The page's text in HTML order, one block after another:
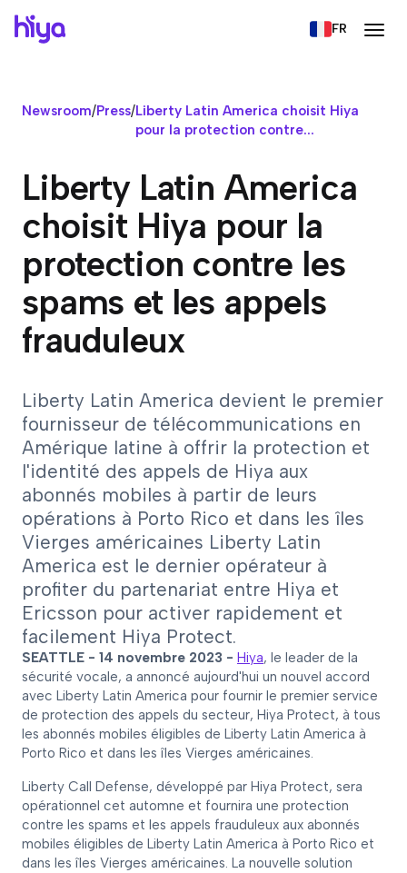
FR
Newsroom/Press/Liberty Latin America choisit Hiya
pour la protection contre...
Liberty Latin America
choisit Hiya pour la
protection contre les
spams et les appels
frauduleux
Liberty Latin America devient le premier
fournisseur de télécommunications en
Amérique latine à offrir la protection et
l'identité des appels de Hiya aux
abonnés mobiles à partir de leurs
opérations à Porto Rico et dans les îles
Vierges américaines Liberty Latin
America est le dernier opérateur à
profiter du partenariat entre Hiya et
Ericsson pour activer rapidement et
facilement Hiya Protect.
SEATTLE - 14 novembre 2023 - Hiya, le leader de la
sécurité vocale, a annoncé aujourd'hui un nouvel accord
avec Liberty Latin America pour fournir le premier service
de protection des appels du secteur, Hiya Protect, à tous
les abonnés mobiles éligibles de Liberty Latin America à
Porto Rico et dans les îles Vierges américaines.
Liberty Call Defense, développé par Hiya Protect, sera
opérationnel cet automne et fournira une protection
contre les spams et les appels frauduleux aux abonnés
mobiles éligibles de Liberty Latin America à Porto Rico et
dans les îles Vierges américaines. La nouvelle solution